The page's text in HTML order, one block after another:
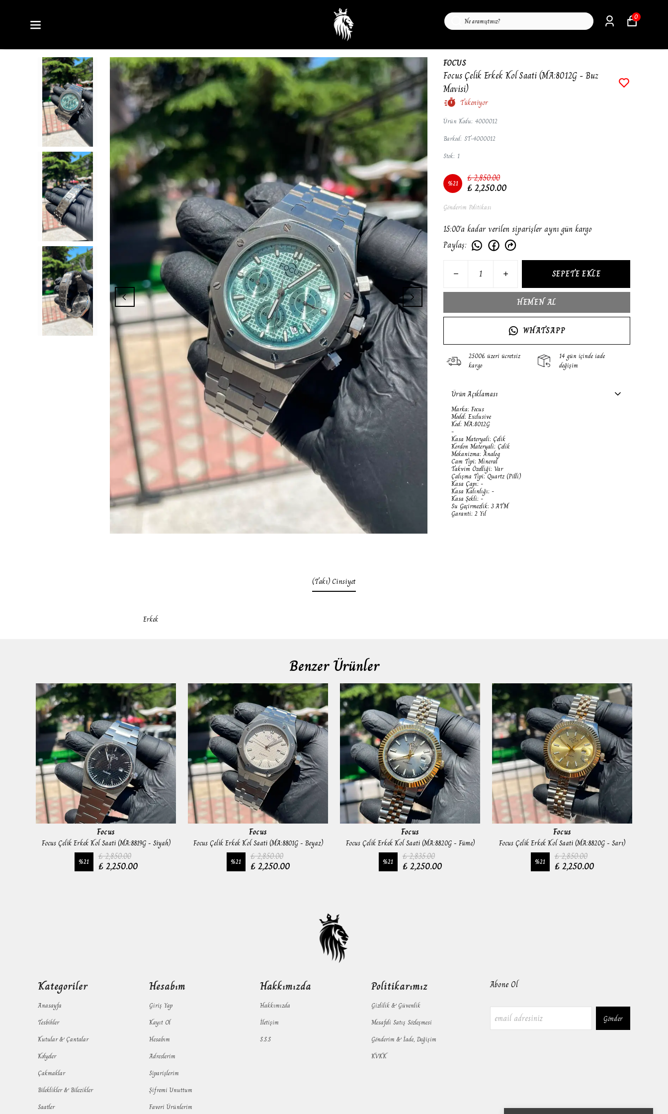
0
FOCUS
Focus Çelik Erkek Kol Saati (MA:8012G - Buz
Mavisi)
Tükeniyor
Ürün Kodu: 4000012
Barkod: ST-4000012
Stok: 1
%21 ₺ 2,850.00
₺ 2,250.00
Gönderim Politikası
15:00'a kadar verilen siparişler aynı gün kargo
Paylaş:
SEPETE EKLE
HEMEN AL
WHATSAPP
2500₺ üzeri ücretsiz
kargo
14 gün içinde iade
değişim
Ürün Açıklaması
Marka: Focus
Model: Exclusive
Kod: MA:8012G
-
Kasa Materyali: Çelik
Kordon Materyali: Çelik
Mekanizma: Analog
Cam Tipi: Mineral
Takvim Özelliği: Var
Çalışma Tipi: Quartz (Pilli)
Kasa Çapı: -
Kasa Kalınlığı: -
Kasa Şekli: -
Su Geçirmezlik: 3 ATM
Garanti: 2 Yıl
(Takı) Cinsiyet
Erkek
Benzer Ürünler
Focus
Focus Çelik Erkek Kol Saati (MA:8819G - Siyah)
%21 ₺ 2,850.00
₺ 2,250.00
Focus
Focus Çelik Erkek Kol Saati (MA:8801G - Beyaz)
%21 ₺ 2,850.00
₺ 2,250.00
Focus
Focus Çelik Erkek Kol Saati (MA:8820G - Füme)
%21 ₺ 2,835.00
₺ 2,250.00
Focus
Focus Çelik Erkek Kol Saati (MA:8820G - Sarı)
%21 ₺ 2,850.00
₺ 2,250.00
Kategoriler
Anasayfa
Tesbihler
Kutular & Çantalar
Kolyeler
Çakmaklar
Bileklikler & Bilezikler
Saatler
Hesabım
Giriş Yap
Kayıt Ol
Hesabım
Adreslerim
Siparişlerim
Şifremi Unuttum
Favori Ürünlerim
Hakkımızda
Hakkımızda
İletişim
S.S.S
Politikarımız
Gizlilik & Güvenlik
Mesafeli Satış Sözleşmesi
Gönderim & İade, Değişim
KVKK
Abone Ol
Gönder